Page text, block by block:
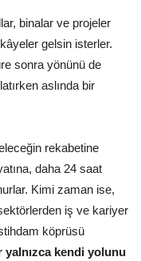
binalar ve projeler
gelsin isterler.
sonra yönünü de
aslında bir
rekabetine
daha 24 saat
Kimi zaman ise,
iş ve kariyer
köprüsü
yalnızca kendi yolunu